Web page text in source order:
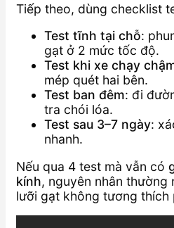
Tiếp theo, dùng checklist
Test tĩnh tại chỗ:
gạt ở 2 mức tốc độ.
Test khi xe chạy
mép quét hai bên.
Test ban đêm: đi
tra chói lóa.
Test sau 3–7 ngày:
nhanh.
Nếu qua 4 test mà vẫn có
kính, nguyên nhân thường
lưỡi gạt không tương thích